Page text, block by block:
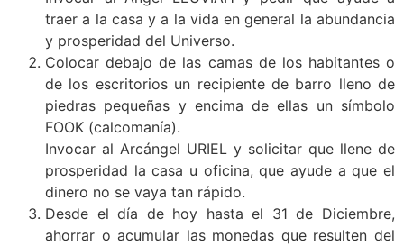
traer a la casa y a la vida en general la abundancia
y prosperidad del Universo.
Colocar debajo de las camas de los habitantes o
de los escritorios un recipiente de barro lleno de
piedras pequeñas y encima de ellas un símbolo
FOOK (calcomanía).
Invocar al Arcángel URIEL y solicitar que llene de
prosperidad la casa u oficina, que ayude a que el
dinero no se vaya tan rápido.
Desde el día de hoy hasta el 31 de Diciembre,
ahorrar o acumular las monedas que resulten del